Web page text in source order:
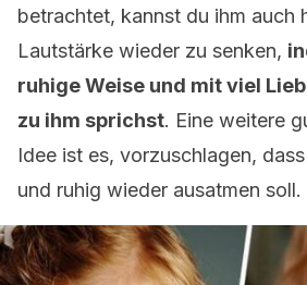
betrachtet, kannst du ihm auch
Lautstärke wieder zu senken,
ruhige Weise und mit viel
zu ihm sprichst. Eine weitere
Idee ist es, vorzuschlagen,
und ruhig wieder ausatmen soll.